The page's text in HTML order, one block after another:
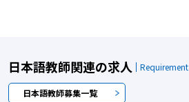
日本語教師関連の求人 Requirement
日本語教師募集一覧